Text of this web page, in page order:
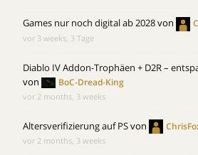
Games nur noch digital ab 2028von
vor 3 weeks, 3 Tage
Diablo IV Addon-Trophäen + D2R –
von
BoC-Dread-King
vor 2 months, 3 weeks
Altersverifizierung auf PSvon
vor 2 months, 3 weeks